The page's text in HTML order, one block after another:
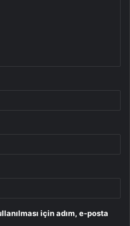
için adım, e-posta